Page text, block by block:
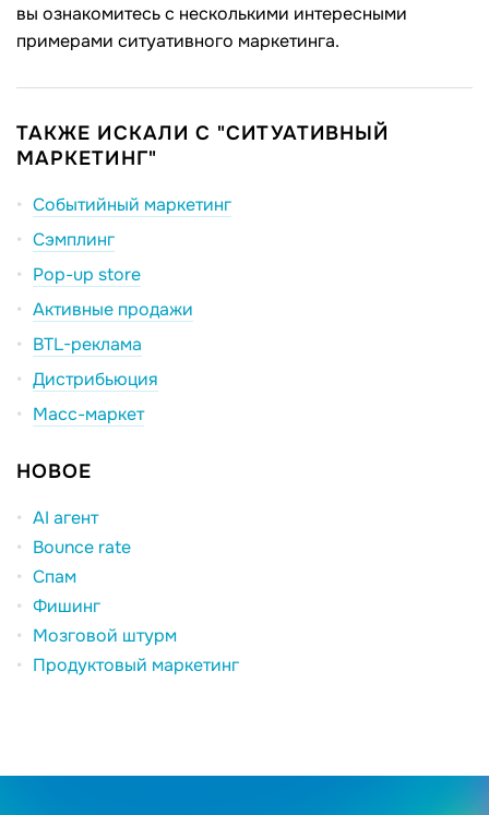
вы ознакомитесь с несколькими интересными
примерами ситуативного маркетинга.
ТАКЖЕ ИСКАЛИ С "СИТУАТИВНЫЙ
МАРКЕТИНГ"
Событийный маркетинг
Сэмплинг
Pop-up store
Активные продажи
BTL-реклама
Дистрибьюция
Масс-маркет
НОВОЕ
AI агент
Bounce rate
Спам
Фишинг
Мозговой штурм
Продуктовый маркетинг